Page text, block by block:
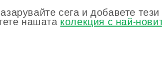
сега и добавете
нашата колекция с най-